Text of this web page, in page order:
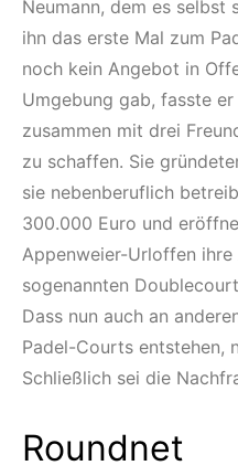
Neumann, dem es selbst
ihn das erste Mal zum
noch kein Angebot in
Umgebung gab, fasste
zusammen mit drei
zu schaffen. Sie
sie nebenberuflich
300.000 Euro und
Appenweier-Urloffen
sogenannten
Dass nun auch an
Padel-Courts entstehen,
Schließlich sei die
Roundnet